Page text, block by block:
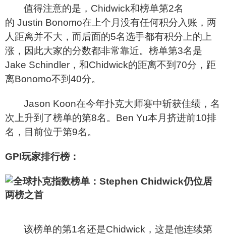
值得注意的是，Chidwick和榜单第2名
的 Justin Bonomo在上个月没有任何积分入账，两
人距离并不大，而后面的5名选手都有积分上的上
涨，因此大家的分数都非常靠近。榜单第3名是
Jake Schindler，和Chidwick的距离不到70分，距
离Bonomo不到40分。
Jason Koon在今年扑克大师赛中斩获佳绩，名
次上升到了榜单的第8名。Ben Yu本月挤进前10排
名，目前位于第9名。
GPI玩家排行榜：
该榜单的第1名还是Chidwick，这是他连续第